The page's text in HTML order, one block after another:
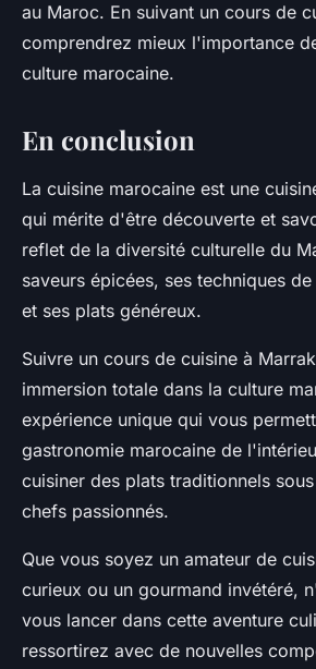
au Maroc. En suivant un cours de
comprendrez mieux l'importance
culture marocaine.
En conclusion
La cuisine marocaine est une
qui mérite d'être découverte et
reflet de la diversité culturelle du
saveurs épicées, ses techniques
et ses plats généreux.
Suivre un cours de cuisine à
immersion totale dans la culture
expérience unique qui vous
gastronomie marocaine de
cuisiner des plats traditionnels
chefs passionnés.
Que vous soyez un amateur de
curieux ou un gourmand invétéré,
vous lancer dans cette aventure
ressortirez avec de nouvelles